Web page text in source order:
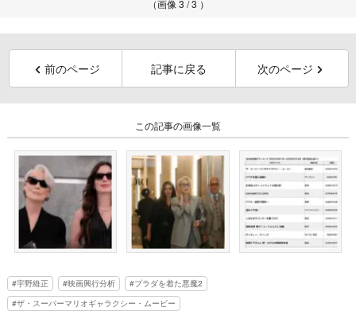
（画像 3 / 3 ）
前のページ 記事に戻る 次のページ
この記事の画像一覧
宇野維正 映画興行分析
プラダを着た悪魔2
ザ・スーパーマリオギャラクシー・ムービー